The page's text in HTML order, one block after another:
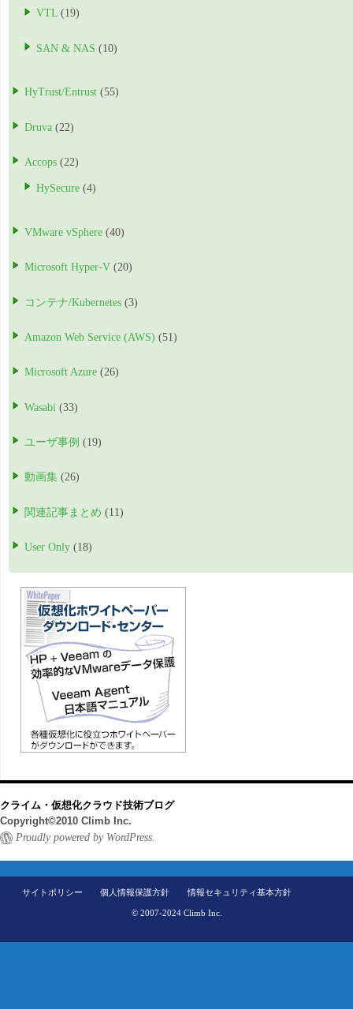
VTL (19)
SAN & NAS (10)
HyTrust/Entrust (55)
Druva (22)
Accops (22)
HySecure (4)
VMware vSphere (40)
Microsoft Hyper-V (20)
コンテナ/Kubernetes (3)
Amazon Web Service (AWS) (51)
Microsoft Azure (26)
Wasabi (33)
ユーザ事例 (19)
動画集 (26)
関連記事まとめ (11)
User Only (18)
クライム・仮想化クラウド技術ブログ
Copyright©2010 Climb Inc.
Proudly powered by WordPress.
サイトポリシー 個人情報保護方針 情報セキュリティ基本方針
© 2007-2024 Climb Inc.